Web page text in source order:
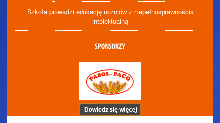
Szkoła prowadzi edukację uczniów z niepełnosprawnością
intelektualną